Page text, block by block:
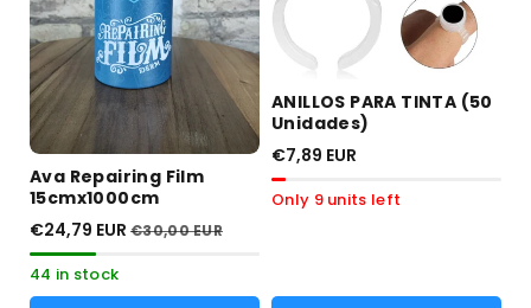
Ava Repairing Film
15cmx1000cm
€24,79 EUR €30,00 EUR
44 in stock
ANILLOS PARA TINTA (50
Unidades)
€7,89 EUR
Only 9 units left